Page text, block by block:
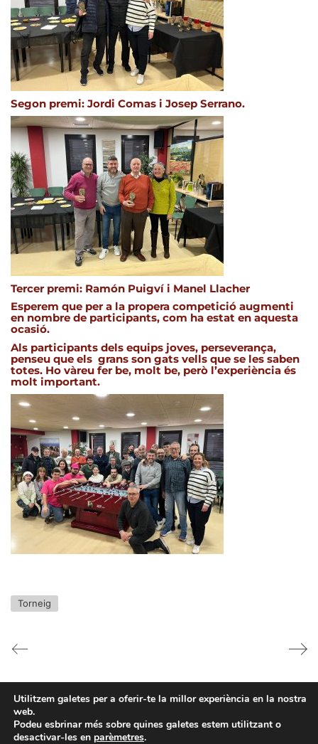
Segon premi: Jordi Comas i Josep Serrano.
Tercer premi: Ramón Puigví i Manel Llacher
Esperem que per a la propera competició augmenti
en nombre de participants, com ha estat en aquesta
ocasió.
Als participants dels equips joves, perseverança,
penseu que els grans son gats vells que se les saben
totes. Ho vàreu fer be, molt be, però l’experiència és
molt important.
Torneig
Twitter X
© Copyright 2021. Tots els drets
reservats | Xurravins
Utilitzem galetes per a oferir-te la millor experiència en la nostra
web.
Podeu esbrinar més sobre quines galetes estem utilitzant o
desactivar-les en parèmetres.